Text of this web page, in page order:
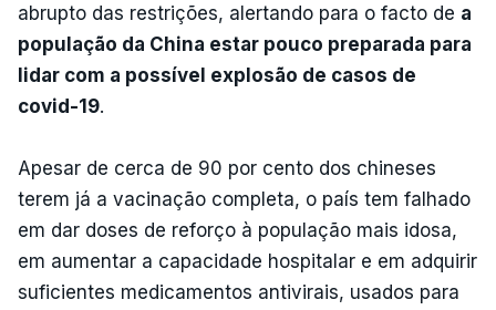
abrupto das restrições, alertando para o facto de a
população da China estar pouco preparada para
lidar com a possível explosão de casos de
covid-19.
Apesar de cerca de 90 por cento dos chineses
terem já a vacinação completa, o país tem falhado
em dar doses de reforço à população mais idosa,
em aumentar a capacidade hospitalar e em adquirir
suficientes medicamentos antivirais, usados para